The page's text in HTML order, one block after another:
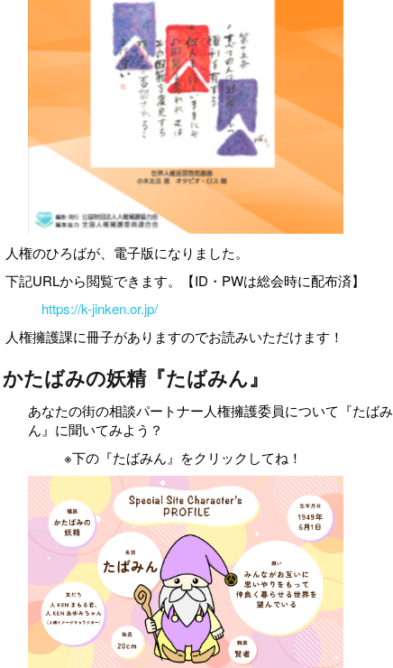
人権のひろばが、電子版になりました。
下記URLから閲覧できます。【ID・PWは総会時に配布済】
https://k-jinken.or.jp/
人権擁護課に冊子がありますのでお読みいただけます！
かたばみの妖精『たばみん』
あなたの街の相談パートナー人権擁護委員について『たばみ
ん』に聞いてみよう？
※下の『たばみん』をクリックしてね！